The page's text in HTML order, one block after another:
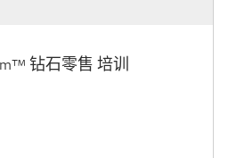
钻石零售 培训